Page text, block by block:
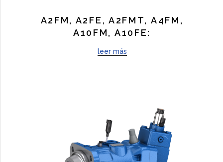
A2FM, A2FE, A2FMT, A4FM,
A10FM, A10FE:
leer más